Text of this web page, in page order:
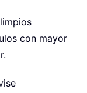
con mayor